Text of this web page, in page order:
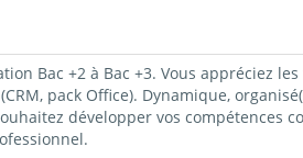
Bac +2 à Bac +3. Vous appréciez
pack Office). Dynamique,
développer vos compétences